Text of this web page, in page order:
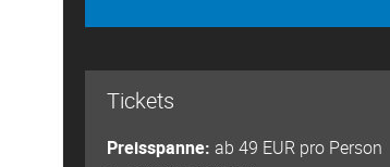
Tickets
Preisspanne: ab 49 EUR pro Person